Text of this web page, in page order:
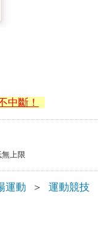
中斷！
上限
運動 ＞ 運動競技